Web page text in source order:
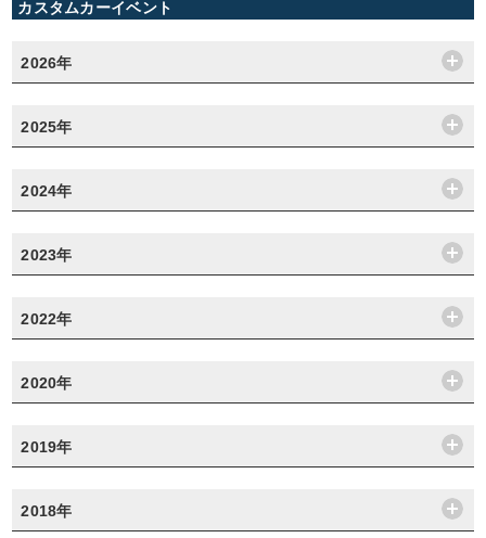
カスタムカーイベント
2026年
2025年
2024年
2023年
2022年
2020年
2019年
2018年